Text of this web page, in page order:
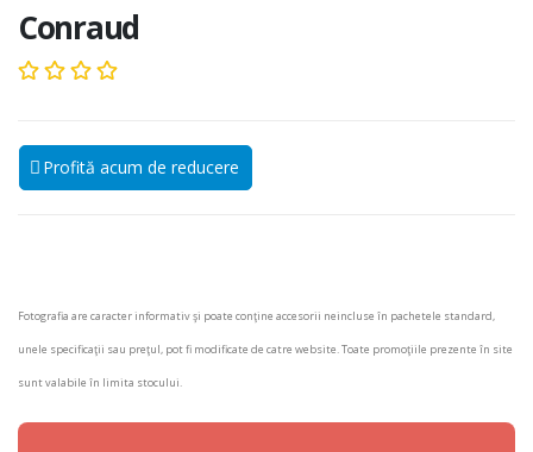
Conraud
Profită acum de reducere
Fotografia are caracter informativ şi poate conţine accesorii neincluse în pachetele standard,
unele specificaţii sau preţul, pot fi modificate de catre website. Toate promoţiile prezente în site
sunt valabile în limita stocului.